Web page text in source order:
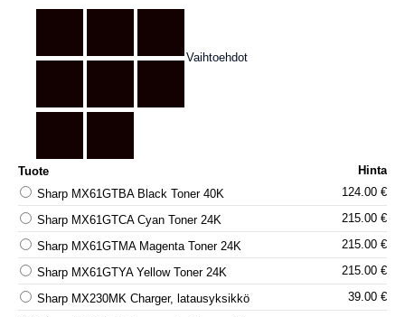
Vaihtoehdot
Tuote
Hinta
Sharp MX61GTBA Black Toner 40K
124.00 €
Sharp MX61GTCA Cyan Toner 24K 215.00 €
Sharp MX61GTMA Magenta Toner 24K 215.00 €
Sharp MX61GTYA Yellow Toner 24K 215.00 €
Sharp MX230MK Charger, latausyksikkö 39.00 €